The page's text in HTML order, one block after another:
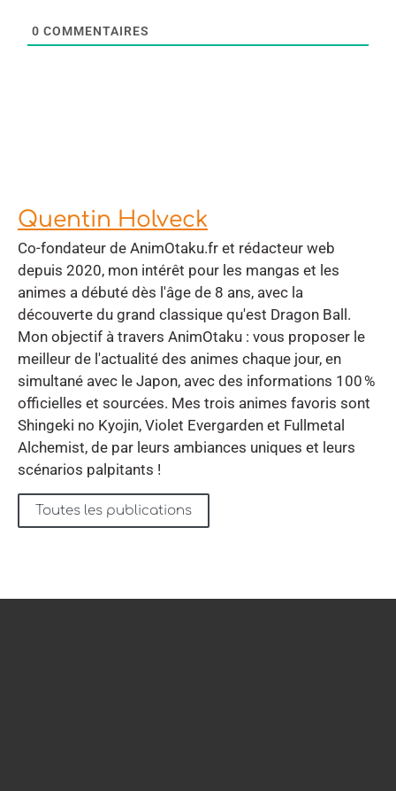
0 COMMENTAIRES
Quentin Holveck
Co-fondateur de AnimOtaku.fr et rédacteur web
depuis 2020, mon intérêt pour les mangas et les
animes a débuté dès l'âge de 8 ans, avec la
découverte du grand classique qu'est Dragon Ball.
Mon objectif à travers AnimOtaku : vous proposer le
meilleur de l'actualité des animes chaque jour, en
simultané avec le Japon, avec des informations 100 %
officielles et sourcées. Mes trois animes favoris sont
Shingeki no Kyojin, Violet Evergarden et Fullmetal
Alchemist, de par leurs ambiances uniques et leurs
scénarios palpitants !
Toutes les publications